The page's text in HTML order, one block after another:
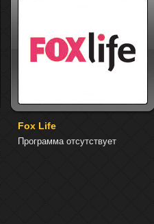
Fox Life
Программа отсутствует